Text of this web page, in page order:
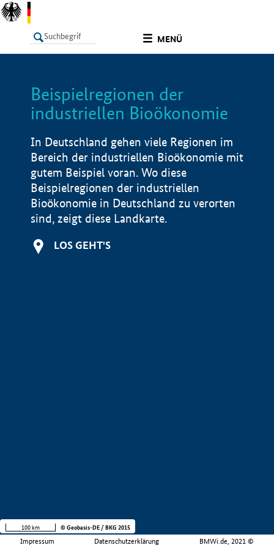
MENÜ
LISTE
Beispielregionen der
industriellen Bioökonomie
In Deutschland gehen viele Regionen im
Bereich der industriellen Bioökonomie mit
gutem Beispiel voran. Wo diese
Beispielregionen der industriellen
Bioökonomie in Deutschland zu verorten
sind, zeigt diese Landkarte.
LOS GEHT'S
Impressum Datenschutzerklärung BMWi.de, 2021 ©
100 km © Geobasis-DE / BKG 2015